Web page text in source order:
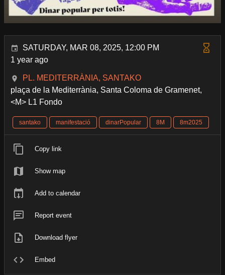
SATURDAY, MAR 08, 2025, 12:00 PM
1 year ago
PL. MEDITERRÀNIA, SANTAKO
plaça de la Mediterrània, Santa Coloma de Gramenet,
<M> L1 Fondo
santako manifestació dinarPopular 8M 8m2025
Copy link
Show map
Add to calendar
Report event
Download flyer
Embed